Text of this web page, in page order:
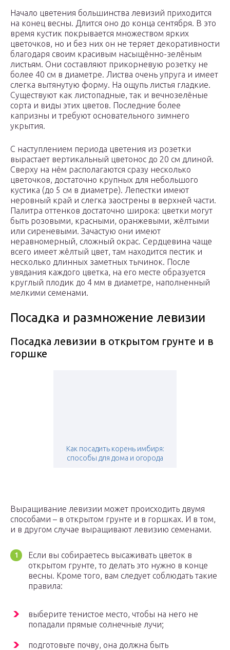
Начало цветения большинства левизий приходится
на конец весны. Длится оно до конца сентября. В это
время кустик покрывается множеством ярких
цветочков, но и без них он не теряет декоративности
благодаря своим красивым насыщённо-зелёным
листьям. Они составляют прикорневую розетку не
более 40 см в диаметре. Листва очень упруга и имеет
слегка вытянутую форму. На ощупь листья гладкие.
Существуют как листопадные, так и вечнозелёные
сорта и виды этих цветов. Последние более
капризны и требуют основательного зимнего
укрытия.
С наступлением периода цветения из розетки
вырастает вертикальный цветонос до 20 см длиной.
Сверху на нём располагаются сразу несколько
цветочков, достаточно крупных для небольшого
кустика (до 5 см в диаметре). Лепестки имеют
неровный край и слегка заострены в верхней части.
Палитра оттенков достаточно широка: цветки могут
быть розовыми, красными, оранжевыми, жёлтыми
или сиреневыми. Зачастую они имеют
неравномерный, сложный окрас. Сердцевина чаще
всего имеет жёлтый цвет, там находится пестик и
несколько длинных заметных тычинок. После
увядания каждого цветка, на его месте образуется
круглый плодик до 4 мм в диаметре, наполненный
мелкими семенами.
Посадка и размножение левизии
Посадка левизии в открытом грунте и в
горшке
Как посадить корень имбиря:
способы для дома и огорода
Выращивание левизии может происходить двумя
способами – в открытом грунте и в горшках. И в том,
и в другом случае выращивают левизию семенами.
Если вы собираетесь высаживать цветок в
открытом грунте, то делать это нужно в конце
весны. Кроме того, вам следует соблюдать такие
правила:
выберите тенистое место, чтобы на него не
попадали прямые солнечные лучи;
подготовьте почву, она должна быть